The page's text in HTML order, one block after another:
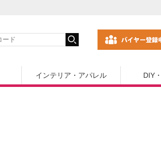
インテリア・アパレル DIY